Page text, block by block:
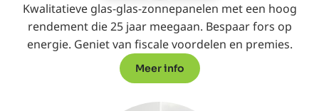
Kwalitatieve glas-glas-zonnepanelen met een hoog
rendement die 25 jaar meegaan. Bespaar fors op
energie. Geniet van fiscale voordelen en premies.
Meer info